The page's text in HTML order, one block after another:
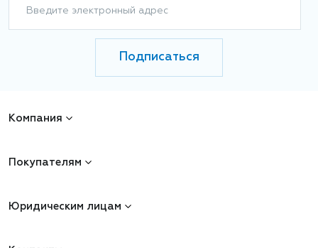
Введите электронный адрес
Подписаться
Компания
Покупателям
Юридическим лицам